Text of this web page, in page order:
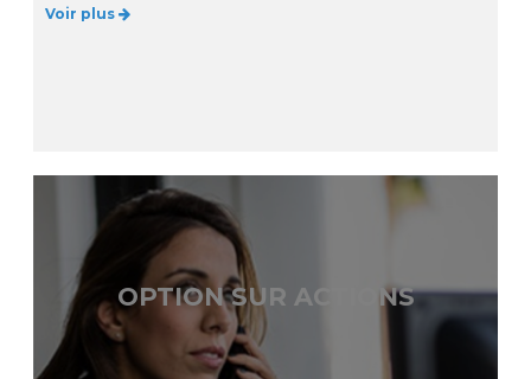
Voir plus
OPTION SUR ACTIONS